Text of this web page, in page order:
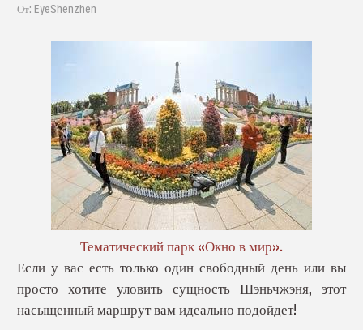
От: EyeShenzhen
Тематический парк «Окно в мир».
Если у вас есть только один свободный день или вы
просто хотите уловить сущность Шэньчжэня, этот
насыщенный маршрут вам идеально подойдет!